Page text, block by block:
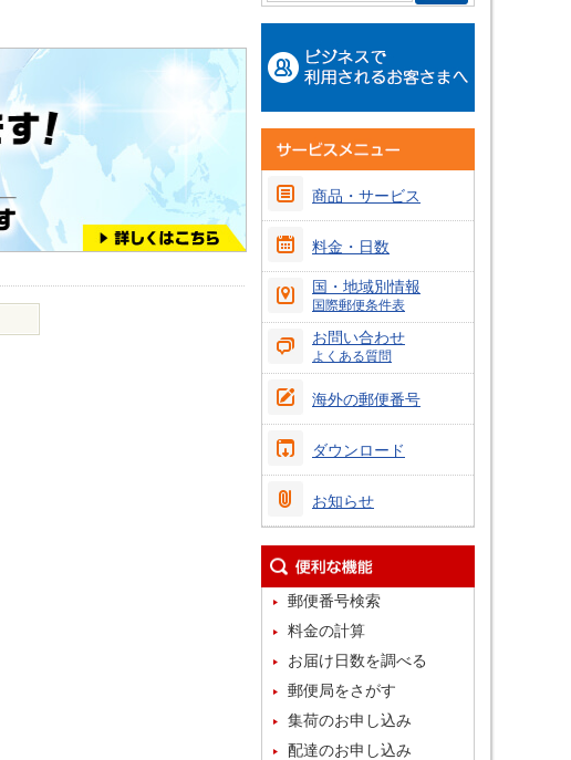
商品・サービス
料金・日数
国・地域別情報
国際郵便条件表
お問い合わせ
よくある質問
海外の郵便番号
ダウンロード
お知らせ
郵便番号検索
料金の計算
お届け日数を調べる
郵便局をさがす
集荷のお申し込み
配達のお申し込み